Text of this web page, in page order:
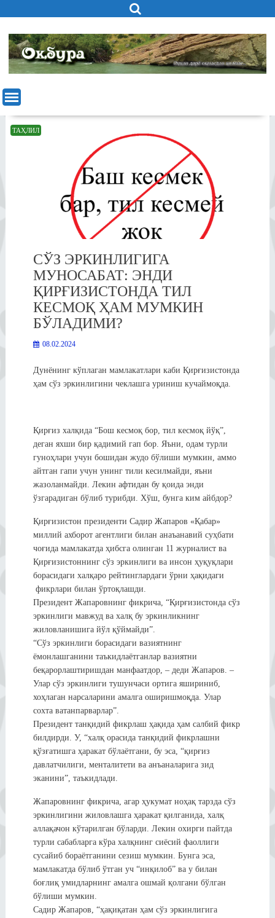
to
content
ТАҲЛИЛ
СЎЗ ЭРКИНЛИГИГА
МУНОСАБАТ: ЭНДИ
ҚИРҒИЗИСТОНДА ТИЛ
КЕСМОҚ ҲАМ МУМКИН
БЎЛАДИМИ?
08.02.2024
Дунёнинг кўплаган мамлакатлари каби Қирғизистонда
ҳам сўз эркинлигини чеклашга уриниш кучаймоқда.
Қирғиз халқида “Бош кесмоқ бор, тил кесмоқ йўқ”,
деган яхши бир қадимий гап бор. Яъни, одам турли
гуноҳлари учун бошидан жудо бўлиши мумкин, аммо
айтган гапи учун унинг тили кесилмайди, яъни
жазоланмайди. Лекин афтидан бу қоида энди
ўзгарадиган бўлиб турибди. Хўш, бунга ким айбдор?
Қирғизистон президенти Садир Жапаров «Қабар»
миллий ахборот агентлиги билан анаъанавий суҳбати
чоғида мамлакатда ҳибсга олинган 11 журналист ва
Қирғизистоннинг сўз эркинлиги ва инсон ҳуқуқлари
борасидаги халқаро рейтинглардаги ўрни ҳақидаги
фикрлари билан ўртоқлашди.
Президент Жапаровнинг фикрича, “Қирғизистонда сўз
эркинлиги мавжуд ва халқ бу эркинликнинг
жиловланишига йўл қўймайди”.
“Сўз эркинлиги борасидаги вазиятнинг
ёмонлашганини таъкидлаётганлар вазиятни
беқарорлаштиришдан манфаатдор, – деди Жапаров. –
Улар сўз эркинлиги тушунчаси ортига яшириниб,
хоҳлаган нарсаларини амалга оширишмоқда. Улар
сохта ватанпарварлар”.
Президент танқидий фикрлаш ҳақида ҳам салбий фикр
билдирди. У, “халқ орасида танқидий фикрлашни
қўзғатишга ҳаракат бўлаётгани, бу эса, “қирғиз
давлатчилиги, менталитети ва анъаналарига зид
эканини”, таъкидлади.
Жапаровнинг фикрича, агар ҳукумат ноҳақ тарзда сўз
эркинлигини жиловлашга ҳаракат қилганида, халқ
аллақачон кўтарилган бўларди. Лекин охирги пайтда
турли сабабларга кўра халқнинг сиёсий фаоллиги
сусайиб бораётганини сезиш мумкин. Бунга эса,
мамлакатда бўлиб ўтган уч “инқилоб” ва у билан
боғлиқ умидларнинг амалга ошмай қолгани бўлган
бўлиши мумкин.
Садир Жапаров, “ҳақиқатан ҳам сўз эркинлигига